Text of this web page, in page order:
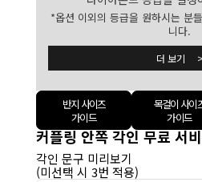
*옵션 이외의 등급을 원하시는 분
니다.
더 보기 >
반지 사이즈
가이드
목걸이 사이
가이드
커플링 안쪽 각인 무료 서
각인 문구 미리보기
(미선택 시 3번 적용)